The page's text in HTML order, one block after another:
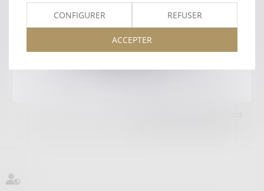
HonorairesMentions légalesPlan du site
11 Place des Cinq Martyrs du Lycée Buffon, 75014 PARIS
CONFIGURER REFUSER
ACCEPTER